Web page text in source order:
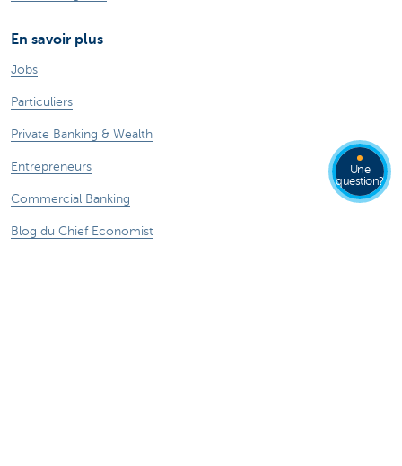
En savoir plus
Jobs
Particuliers
Private Banking & Wealth
Entrepreneurs
Commercial Banking
Blog du Chief Economist
Une
question?